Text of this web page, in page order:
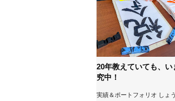
20年教えていても、い
究中！
実績＆ポートフォリオ しょ